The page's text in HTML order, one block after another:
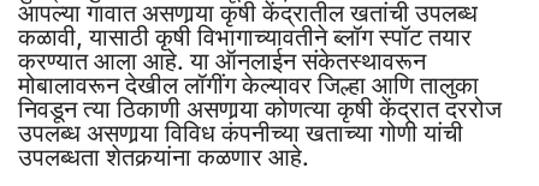
आपल्या गावात असणार्‍या कृषी केंद्रातील खतांची उपलब्ध
कळावी, यासाठी कृषी विभागाच्यावतीने ब्लॉग स्पॉट तयार
करण्यात आला आहे. या ऑनलाईन संकेतस्थावरून
मोबालावरून देखील लॉगींग केल्यावर जिल्हा आणि तालुका
निवडून त्या ठिकाणी असणार्‍या कोणत्या कृषी केंद्रात दररोज
उपलब्ध असणार्‍या विविध कंपनीच्या खताच्या गोणी यांची
उपलब्धता शेतकर्‍यांना कळणार आहे.